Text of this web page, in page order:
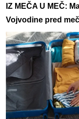
IZ MEČA U MEČ:
Vojvodine pred